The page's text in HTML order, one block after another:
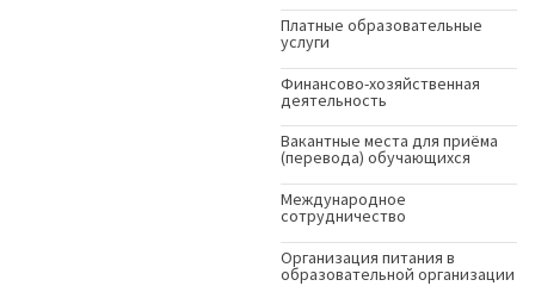
Платные образовательные
услуги
Финансово-хозяйственная
деятельность
Вакантные места для приёма
(перевода) обучающихся
Международное
сотрудничество
Организация питания в
образовательной организации